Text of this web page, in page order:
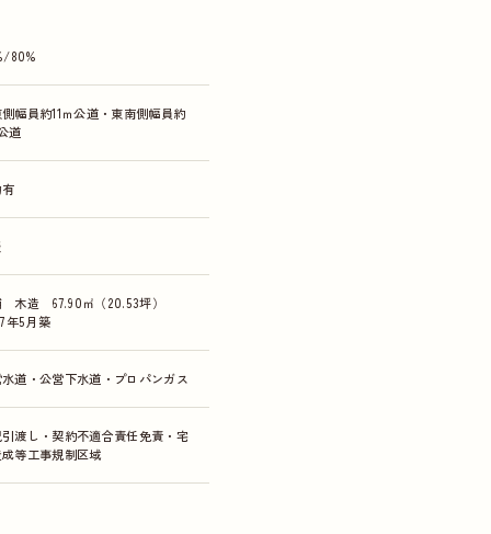
80%
幅員約11ｍ公道・東南側幅員約
道
木造 67.90㎡（20.53坪）
年5月築
道・公営下水道・プロパンガス
渡し・契約不適合責任免責・宅
等工事規制区域